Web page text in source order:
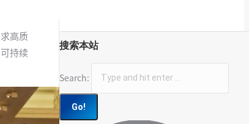
高质
持续
搜索本站
Search: